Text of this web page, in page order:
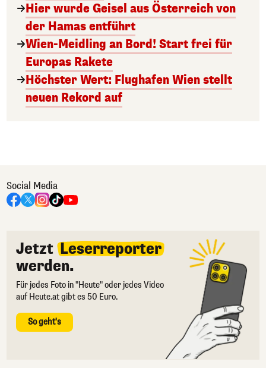
Hier wurde Geisel aus Österreich von
der Hamas entführt
Wien-Meidling an Bord! Start frei für
Europas Rakete
Höchster Wert: Flughafen Wien stellt
neuen Rekord auf
Social Media
Jetzt Leserreporter
werden.
Für jedes Foto in "Heute" oder jedes Video
auf Heute.at gibt es 50 Euro.
So geht's